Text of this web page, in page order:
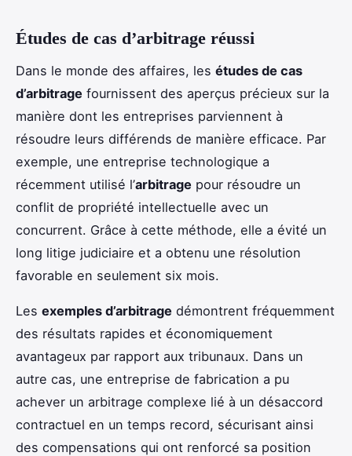
Études de cas d’arbitrage réussi
Dans le monde des affaires, les études de cas
d’arbitrage fournissent des aperçus précieux sur la
manière dont les entreprises parviennent à
résoudre leurs différends de manière efficace. Par
exemple, une entreprise technologique a
récemment utilisé l’arbitrage pour résoudre un
conflit de propriété intellectuelle avec un
concurrent. Grâce à cette méthode, elle a évité un
long litige judiciaire et a obtenu une résolution
favorable en seulement six mois.
Les exemples d’arbitrage démontrent fréquemment
des résultats rapides et économiquement
avantageux par rapport aux tribunaux. Dans un
autre cas, une entreprise de fabrication a pu
achever un arbitrage complexe lié à un désaccord
contractuel en un temps record, sécurisant ainsi
des compensations qui ont renforcé sa position